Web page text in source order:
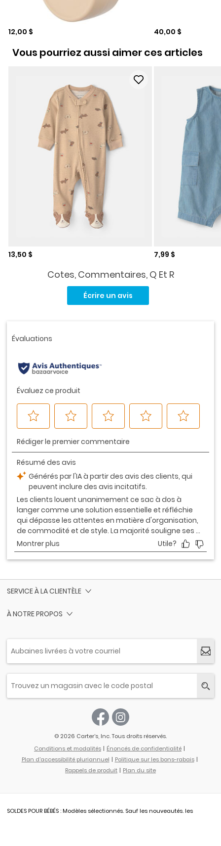
Prix de solde
12,00 $ Prix de solde
40,00 $
Vous pourriez aussi aimer ces articles
Prix de solde
13,50 $ Prix de solde
7,99 $
Cotes, Commentaires, Q Et R
la
Écrire un avis
SERVICE À LA CLIENTÈLE
À NOTRE PROPOS
© 2026 Carter’s, Inc. Tous droits réservés.
Conditions et modalités
Énoncés de confidentialité
Plan d'accessibilité pluriannuel
Politique sur les bons-rabais
Rappels de produit
Plan du site
SOLDES POUR BÉBÉS : Modèles sélectionnés. Sauf les nouveautés. les